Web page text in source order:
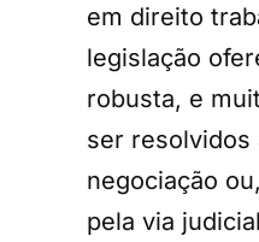
em direito
legislação
robusta, e
ser resolvidos
negociação
pela via